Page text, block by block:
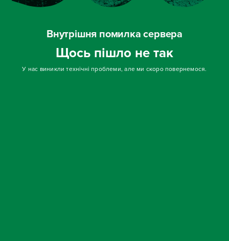
Внутрішня помилка сервера
Щось пішло не так
У нас виникли технічні проблеми, але ми скоро повернемося.